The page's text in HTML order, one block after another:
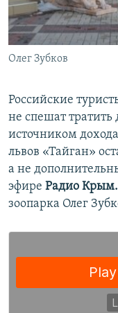
ПОБЕДИТЕЛЕЙ НЕ
ELIFBE
ПРИСОЕДИНЯЙТЕСЬ!
Все сайты RFE/RL
Олег Зубков
Российские
не спешат
источником
львов «Тайган»
а не
эфире Радио
зоопарка Олег